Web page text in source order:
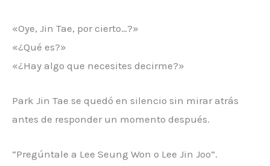
«Oye, Jin Tae, por cierto…?»
«¿Qué es?»
«¿Hay algo que necesites decirme?»
Park Jin Tae se quedó en silencio sin mirar atrás
antes de responder un momento después.
“Pregúntale a Lee Seung Won o Lee Jin Joo”.